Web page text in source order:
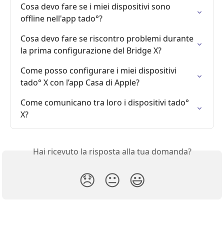
Cosa devo fare se i miei dispositivi sono
offline nell'app tado°?
Cosa devo fare se riscontro problemi durante
la prima configurazione del Bridge X?
Come posso configurare i miei dispositivi
tado° X con l’app Casa di Apple?
Come comunicano tra loro i dispositivi tado°
X?
Hai ricevuto la risposta alla tua domanda?
😞 😐 😃